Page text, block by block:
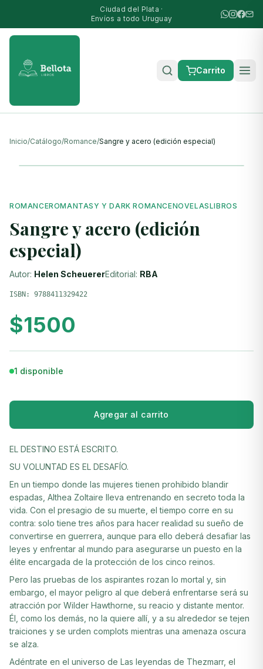
Ciudad del Plata ·
Envíos a todo Uruguay
Carrito
Inicio/Catálogo/Romance/Sangre y acero (edición especial)
ROMANCEROMANTASY Y DARK ROMANCENOVELASLIBROS
Sangre y acero (edición
especial)
Autor: Helen ScheuererEditorial: RBA
ISBN: 9788411329422
$1500
1 disponible
Agregar al carrito
EL DESTINO ESTÁ ESCRITO.
SU VOLUNTAD ES EL DESAFÍO.
En un tiempo donde las mujeres tienen prohibido blandir
espadas, Althea Zoltaire lleva entrenando en secreto toda la
vida. Con el presagio de su muerte, el tiempo corre en su
contra: solo tiene tres años para hacer realidad su sueño de
convertirse en guerrera, aunque para ello deberá desafiar las
leyes y enfrentar al mundo para asegurarse un puesto en la
élite encargada de la protección de los cinco reinos.
Pero las pruebas de los aspirantes rozan lo mortal y, sin
embargo, el mayor peligro al que deberá enfrentarse será su
atracción por Wilder Hawthorne, su reacio y distante mentor.
Él, como los demás, no la quiere allí, y a su alrededor se tejen
traiciones y se urden complots mientras una amenaza oscura
se alza.
Adéntrate en el universo de Las leyendas de Thezmarr, el